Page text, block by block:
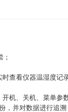
查看仪器温湿度记
机、关机、菜单参
，并对数据进行追溯